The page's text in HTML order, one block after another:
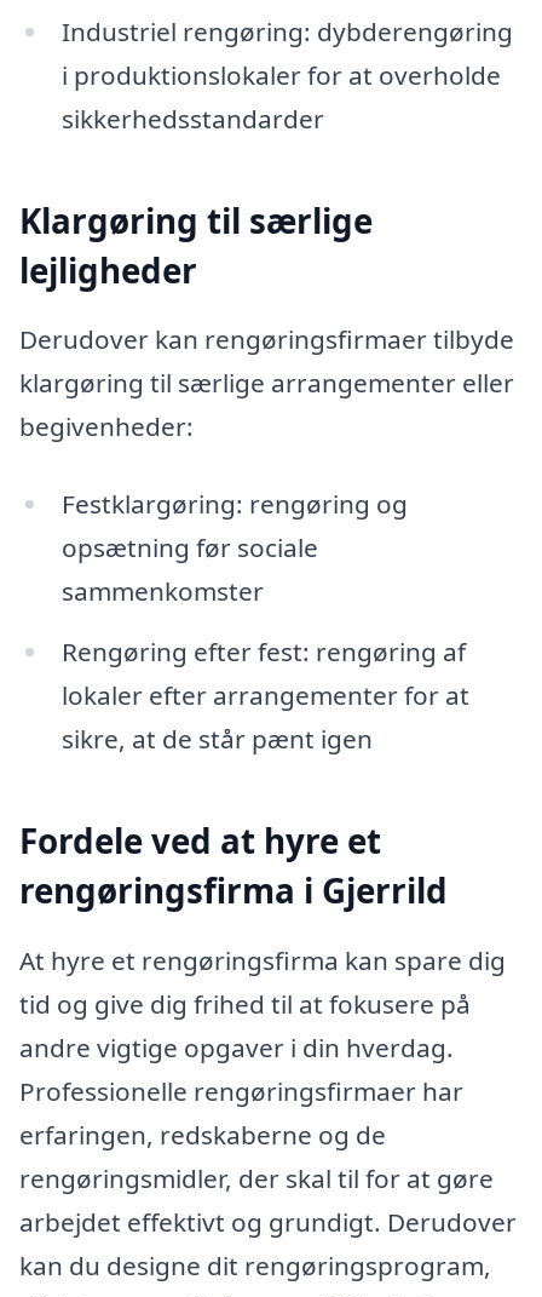
Industriel rengøring: dybderengøring
i produktionslokaler for at overholde
sikkerhedsstandarder
Klargøring til særlige
lejligheder
Derudover kan rengøringsfirmaer tilbyde
klargøring til særlige arrangementer eller
begivenheder:
Festklargøring: rengøring og
opsætning før sociale
sammenkomster
Rengøring efter fest: rengøring af
lokaler efter arrangementer for at
sikre, at de står pænt igen
Fordele ved at hyre et
rengøringsfirma i Gjerrild
At hyre et rengøringsfirma kan spare dig
tid og give dig frihed til at fokusere på
andre vigtige opgaver i din hverdag.
Professionelle rengøringsfirmaer har
erfaringen, redskaberne og de
rengøringsmidler, der skal til for at gøre
arbejdet effektivt og grundigt. Derudover
kan du designe dit rengøringsprogram,